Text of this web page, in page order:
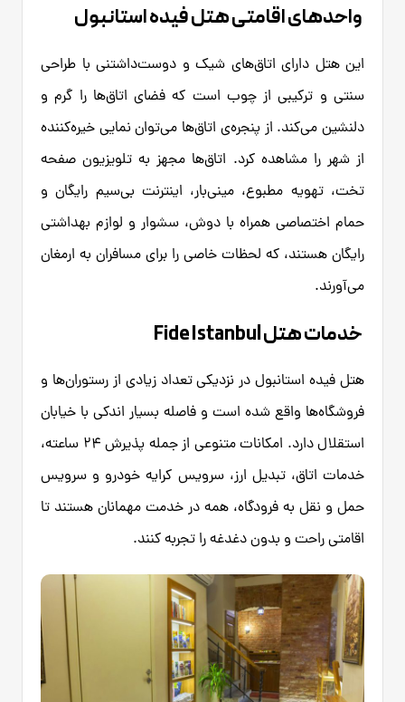
واحدهای اقامتی هتل فیده استانبول
این هتل دارای اتاق‌های شیک و دوست‌داشتنی با طراحی
سنتی و ترکیبی از چوب است که فضای اتاق‌ها را گرم و
دلنشین می‌کند. از پنجره‌ی اتاق‌ها می‌توان نمایی خیره‌کننده
از شهر را مشاهده کرد. اتاق‌ها مجهز به تلویزیون صفحه
تخت، تهویه مطبوع، مینی‌بار، اینترنت بی‌سیم رایگان و
حمام اختصاصی همراه با دوش، سشوار و لوازم بهداشتی
رایگان هستند، که لحظات خاصی را برای مسافران به ارمغان
می‌آورند.
خدمات هتل Fide Istanbul
هتل فیده استانبول در نزدیکی تعداد زیادی از رستوران‌ها و
فروشگاه‌ها واقع شده است و فاصله بسیار اندکی با خیابان
استقلال دارد. امکانات متنوعی از جمله پذیرش ۲۴ ساعته،
خدمات اتاق، تبدیل ارز، سرویس کرایه خودرو و سرویس
حمل و نقل به فرودگاه، همه در خدمت مهمانان هستند تا
اقامتی راحت و بدون دغدغه را تجربه کنند.